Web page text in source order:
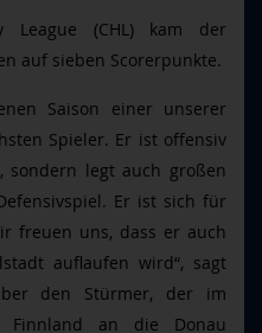
League (CHL) kam der
auf sieben Scorerpunkte.
Saison einer unserer
Spieler. Er ist offensiv
sondern legt auch großen
Er ist sich für
freuen uns, dass er auch
auflaufen wird“, sagt
den Stürmer, der im
Finnland an die Donau